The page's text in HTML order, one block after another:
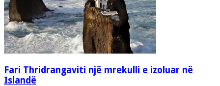
Fari Thridrangaviti një mrekulli e izoluar në
Islandë